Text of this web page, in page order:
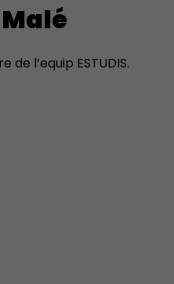
de l’equip ESTUDIS.